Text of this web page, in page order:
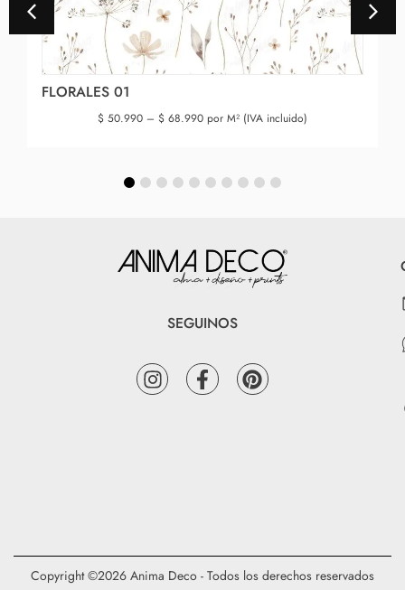
FLORALES 01
$ 50.990 – $ 68.990 por M² (IVA incluido)
SEGUINOS
Copyright ©2026 Anima Deco - Todos los derechos reservados